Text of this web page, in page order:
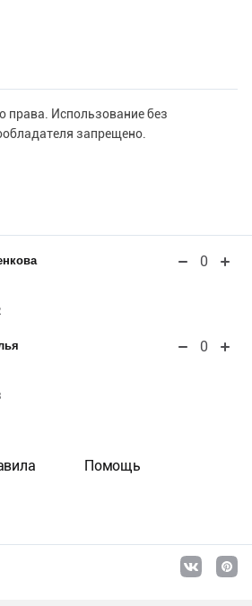
права. Использование без
запрещено.
0
0
Помощь